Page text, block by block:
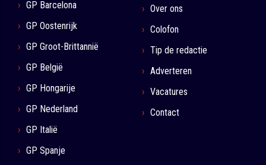
GP Barcelona
GP Oostenrijk
GP Groot-Brittannië
GP België
GP Hongarije
GP Nederland
GP Italië
GP Spanje
Over ons
Colofon
Tip de redactie
Adverteren
Vacatures
Contact